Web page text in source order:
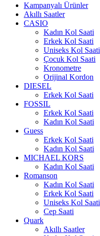
Kampanyalı Ürünler
Akıllı Saatler
CASIO
Kadın Kol Saati
Erkek Kol Saati
Uniseks Kol Saati
Çocuk Kol Saati
Kronometre
Orijinal Kordon
DIESEL
Erkek Kol Saati
FOSSIL
Erkek Kol Saati
Kadın Kol Saati
Guess
Erkek Kol Saati
Kadın Kol Saati
MICHAEL KORS
Kadın Kol Saati
Romanson
Kadın Kol Saati
Erkek Kol Saati
Uniseks Kol Saati
Cep Saati
Quark
Akıllı Saatler